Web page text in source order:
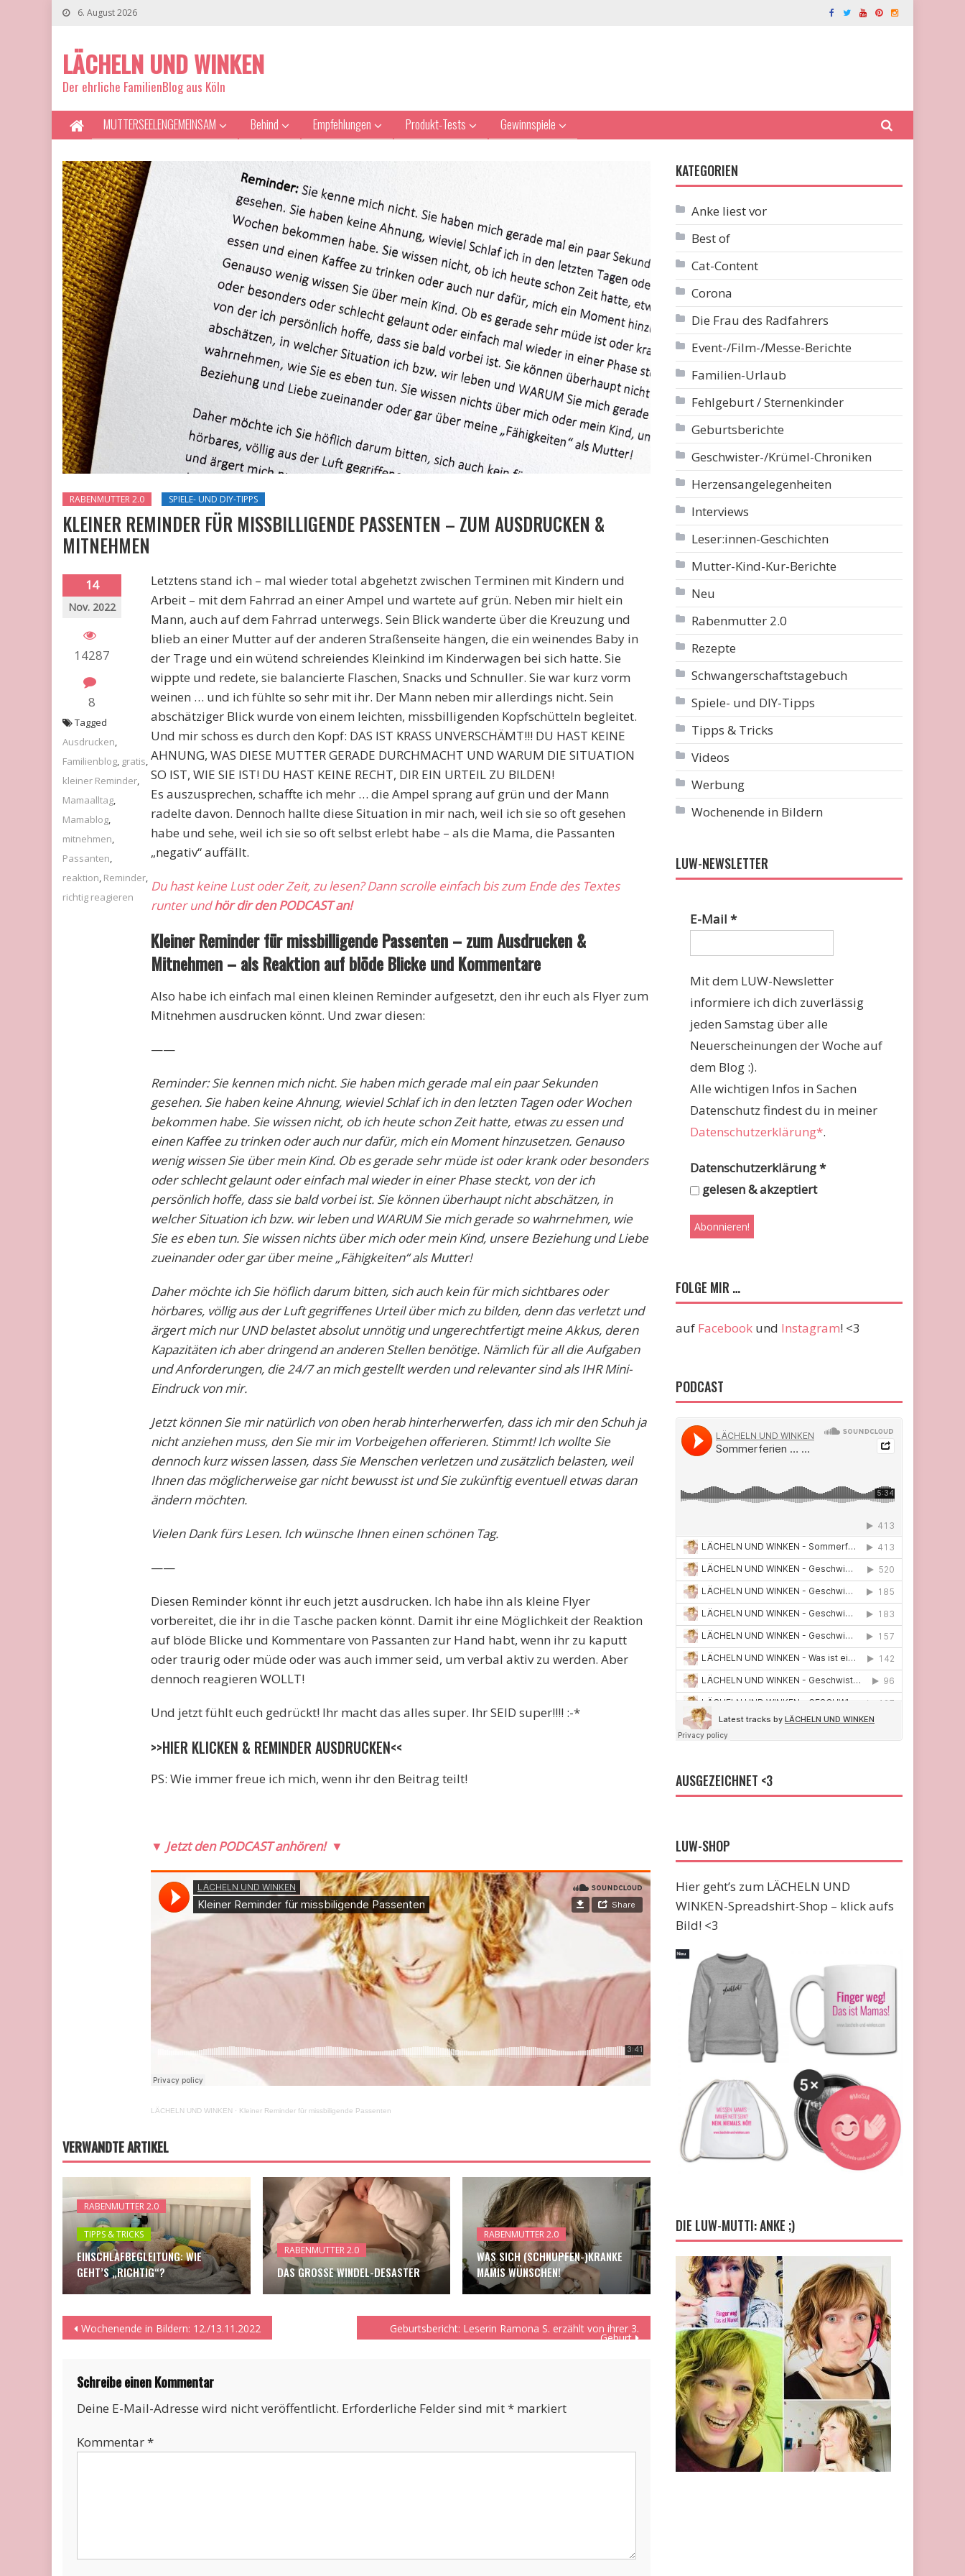
6. August 2026
LÄCHELN UND WINKEN
Der ehrliche FamilienBlog aus Köln
MUTTERSEELENGEMEINSAM Behind Empfehlungen Produkt-Tests Gewinnspiele
RABENMUTTER 2.0 SPIELE- UND DIY-TIPPS
KLEINER REMINDER FÜR MISSBILLIGENDE PASSENTEN – ZUM AUSDRUCKEN &
MITNEHMEN
14
Nov. 2022
14287
8
Letztens stand ich – mal wieder total abgehetzt zwischen Terminen mit Kindern und
Arbeit – mit dem Fahrrad an einer Ampel und wartete auf grün. Neben mir hielt ein
Mann, auch auf dem Fahrrad unterwegs. Sein Blick wanderte über die Kreuzung und
blieb an einer Mutter auf der anderen Straßenseite hängen, die ein weinendes Baby in
der Trage und ein wütend schreiendes Kleinkind im Kinderwagen bei sich hatte. Sie
wippte und redete, sie balancierte Flaschen, Snacks und Schnuller. Sie war kurz vorm
weinen … und ich fühlte so sehr mit ihr. Der Mann neben mir allerdings nicht. Sein
abschätziger Blick wurde von einem leichten, missbilligenden Kopfschütteln begleitet.
Und mir schoss es durch den Kopf: DAS IST KRASS UNVERSCHÄMT!!! DU HAST KEINE
AHNUNG, WAS DIESE MUTTER GERADE DURCHMACHT UND WARUM DIE SITUATION
SO IST, WIE SIE IST! DU HAST KEINE RECHT, DIR EIN URTEIL ZU BILDEN!
Es auszusprechen, schaffte ich mehr … die Ampel sprang auf grün und der Mann
radelte davon. Dennoch hallte diese Situation in mir nach, weil ich sie so oft gesehen
habe und sehe, weil ich sie so oft selbst erlebt habe – als die Mama, die Passanten
„negativ“ auffällt.
Du hast keine Lust oder Zeit, zu lesen? Dann scrolle einfach bis zum Ende des Textes
runter undhör dir den PODCAST an!
Kleiner Reminder für missbilligende Passenten – zum Ausdrucken &
Mitnehmen – als Reaktion auf blöde Blicke und Kommentare
Also habe ich einfach mal einen kleinen Reminder aufgesetzt, den ihr euch als Flyer zum
Mitnehmen ausdrucken könnt. Und zwar diesen:
——
Reminder: Sie kennen mich nicht. Sie haben mich gerade mal ein paar Sekunden
gesehen. Sie haben keine Ahnung, wieviel Schlaf ich in den letzten Tagen oder Wochen
bekommen habe. Sie wissen nicht, ob ich heute schon Zeit hatte, etwas zu essen und
einen Kaffee zu trinken oder auch nur dafür, mich ein Moment hinzusetzen. Genauso
wenig wissen Sie über mein Kind. Ob es gerade sehr müde ist oder krank oder besonders
oder schlecht gelaunt oder einfach mal wieder in einer Phase steckt, von der ich
persönlich hoffe, dass sie bald vorbei ist. Sie können überhaupt nicht abschätzen, in
welcher Situation ich bzw. wir leben und WARUM Sie mich gerade so wahrnehmen, wie
Sie es eben tun. Sie wissen nichts über mich oder mein Kind, unsere Beziehung und Liebe
zueinander oder gar über meine „Fähigkeiten“ als Mutter!
Daher möchte ich Sie höflich darum bitten, sich auch kein für mich sichtbares oder
hörbares, völlig aus der Luft gegriffenes Urteil über mich zu bilden, denn das verletzt und
ärgert mich nur UND belastet absolut unnötig und ungerechtfertigt meine Akkus, deren
Kapazitäten ich aber dringend an anderen Stellen benötige. Nämlich für all die Aufgaben
und Anforderungen, die 24/7 an mich gestellt werden und relevanter sind als IHR Mini-
Eindruck von mir.
Jetzt können Sie mir natürlich von oben herab hinterherwerfen, dass ich mir den Schuh ja
nicht anziehen muss, den Sie mir im Vorbeigehen offerieren. Stimmt! Ich wollte Sie
dennoch kurz wissen lassen, dass Sie Menschen verletzen und zusätzlich belasten, weil
Ihnen das möglicherweise gar nicht bewusst ist und Sie zukünftig eventuell etwas daran
ändern möchten.
Vielen Dank fürs Lesen. Ich wünsche Ihnen einen schönen Tag.
——
Diesen Reminder könnt ihr euch jetzt ausdrucken. Ich habe ihn als kleine Flyer
vorbereitet, die ihr in die Tasche packen könnt. Damit ihr eine Möglichkeit der Reaktion
auf blöde Blicke und Kommentare von Passanten zur Hand habt, wenn ihr zu kaputt
oder traurig oder müde oder was auch immer seid, um verbal aktiv zu werden. Aber
dennoch reagieren WOLLT!
Und jetzt fühlt euch gedrückt! Ihr macht das alles super. Ihr SEID super!!!! :-*
>>HIER KLICKEN & REMINDER AUSDRUCKEN<<
PS: Wie immer freue ich mich, wenn ihr den Beitrag teilt!
▼ Jetzt den PODCAST anhören! ▼
LÄCHELN UND WINKEN · Kleiner Reminder für missbiligende Passenten
Tagged
Ausdrucken
Familienblog gratis
kleiner Reminder
Mamaalltag
Mamablog
mitnehmen
Passanten
reaktion Reminder
richtig reagieren
VERWANDTE ARTIKEL
RABENMUTTER 2.0
TIPPS & TRICKS
EINSCHLAFBEGLEITUNG: WIE
GEHT’S „RICHTIG“?
RABENMUTTER 2.0
DAS GROSSE WINDEL-DESASTER
RABENMUTTER 2.0
WAS SICH (SCHNUPFEN-)KRANKE
MAMIS WÜNSCHEN!
Beitragsnavigation
Wochenende in Bildern: 12./13.11.2022 Geburtsbericht: Leserin Ramona S. erzählt von ihrer 3.
Geburt
Schreibe einen Kommentar
Deine E-Mail-Adresse wird nicht veröffentlicht. Erforderliche Felder sind mit* markiert
Kommentar*
KATEGORIEN
Anke liest vor
Best of
Cat-Content
Corona
Die Frau des Radfahrers
Event-/Film-/Messe-Berichte
Familien-Urlaub
Fehlgeburt / Sternenkinder
Geburtsberichte
Geschwister-/Krümel-Chroniken
Herzensangelegenheiten
Interviews
Leser:innen-Geschichten
Mutter-Kind-Kur-Berichte
Neu
Rabenmutter 2.0
Rezepte
Schwangerschaftstagebuch
Spiele- und DIY-Tipps
Tipps & Tricks
Videos
Werbung
Wochenende in Bildern
LUW-NEWSLETTER
E-Mail*
Mit dem LUW-Newsletter
informiere ich dich zuverlässig
jeden Samstag über alle
Neuerscheinungen der Woche auf
dem Blog :).
Alle wichtigen Infos in Sachen
Datenschutz findest du in meiner
Datenschutzerklärung*.
Datenschutzerklärung*
gelesen & akzeptiert
FOLGE MIR …
auf Facebook und Instagram! <3
PODCAST
AUSGEZEICHNET <3
LUW-SHOP
Hier geht’s zum LÄCHELN UND
WINKEN-Spreadshirt-Shop – klick aufs
Bild! <3
DIE LUW-MUTTI: ANKE ;)